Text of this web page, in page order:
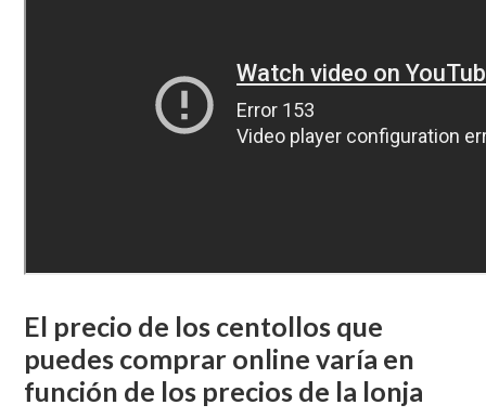
El precio de los centollos que
puedes comprar online varía en
función de los precios de la lonja